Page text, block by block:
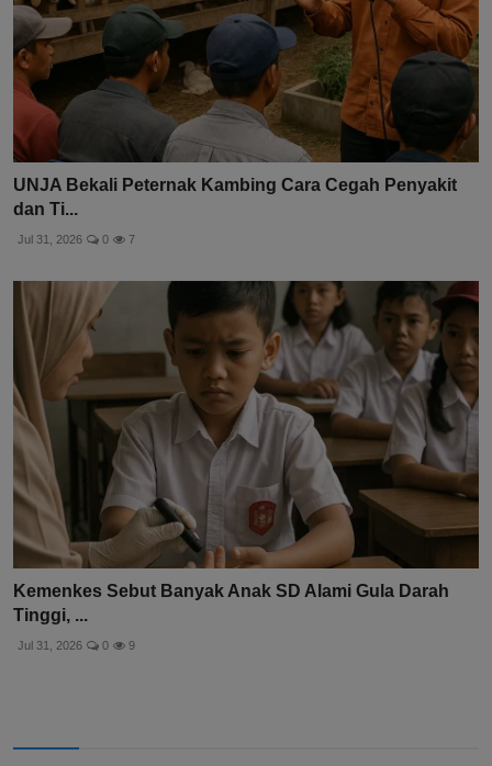
UNJA Bekali Peternak Kambing Cara Cegah Penyakit
dan Ti...
Jul 31, 2026 0 7
Kemenkes Sebut Banyak Anak SD Alami Gula Darah
Tinggi, ...
Jul 31, 2026 0 9